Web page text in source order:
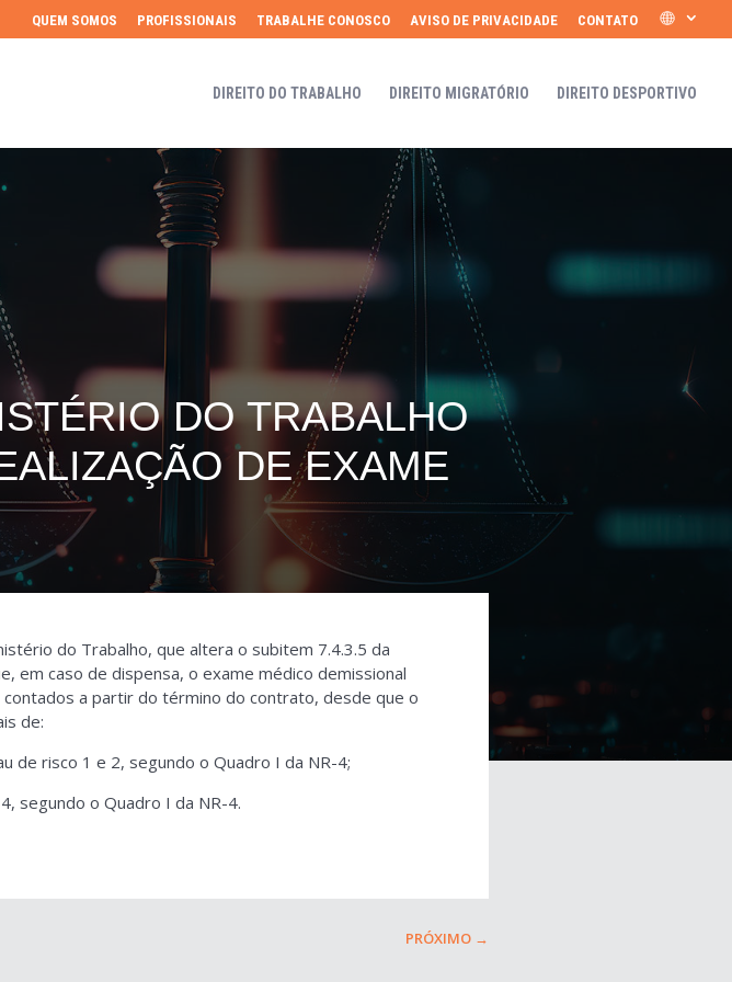
QUEM SOMOS PROFISSIONAIS TRABALHE CONOSCO AVISO DE PRIVACIDADE CONTATO
DIREITO DO TRABALHO DIREITO MIGRATÓRIO DIREITO DESPORTIVO
DO TRABALHO
DE EXAME
do Trabalho, que altera o subitem 7.4.3.5 da
em caso de dispensa, o exame médico demissional
a partir do término do contrato, desde que o
de:
de risco 1 e 2, segundo o Quadro I da NR-4;
segundo o Quadro I da NR-4.
PRÓXIMO →